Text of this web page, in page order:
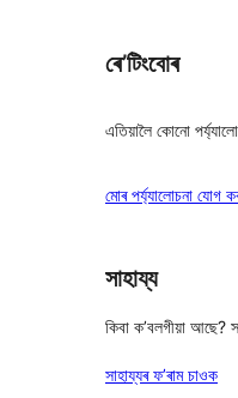
ৰে’টিংবোৰ
এতিয়ালৈ কোনো
মোৰ পৰ্য্যালোচনা যোগ
সাহায্য
কিবা ক’বলগীয়া আছে?
সাহায্যৰ ফ’ৰাম চাওক